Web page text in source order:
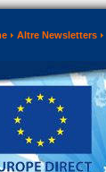
Altre Newsletters